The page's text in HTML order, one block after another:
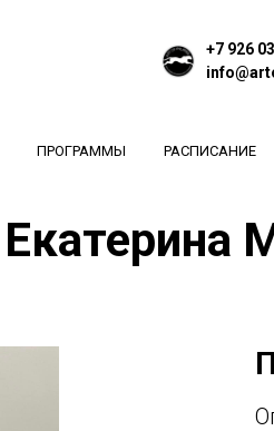
+7 926
ПРОГРАММЫ РАСПИСАНИЕ
Екатерина